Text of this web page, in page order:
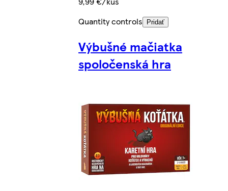
Quantity controls
Pridať
Výbušné mačiatka
spoločenská hra